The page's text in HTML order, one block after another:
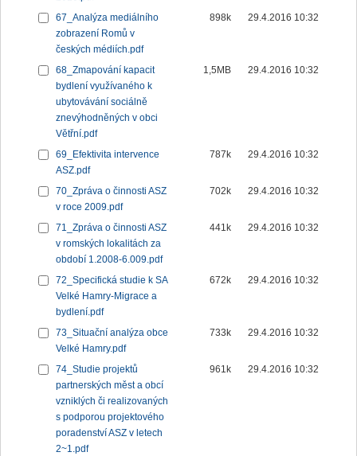
67_Analýza mediálního
zobrazení Romů v
českých médiích.pdf
898k 29.4.2016 10:32
68_Zmapování kapacit
bydlení využívaného k
ubytovávání sociálně
znevýhodněných v obci
Větřní.pdf
1,5MB 29.4.2016 10:32
69_Efektivita intervence
ASZ.pdf
787k 29.4.2016 10:32
70_Zpráva o činnosti ASZ
v roce 2009.pdf
702k 29.4.2016 10:32
71_Zpráva o činnosti ASZ
v romských lokalitách za
období 1.2008-6.009.pdf
441k 29.4.2016 10:32
72_Specifická studie k SA
Velké Hamry-Migrace a
bydlení.pdf
672k 29.4.2016 10:32
73_Situační analýza obce
Velké Hamry.pdf
733k 29.4.2016 10:32
74_Studie projektů
partnerských měst a obcí
vzniklých či realizovaných
s podporou projektového
poradenství ASZ v letech
2~1.pdf
961k 29.4.2016 10:32